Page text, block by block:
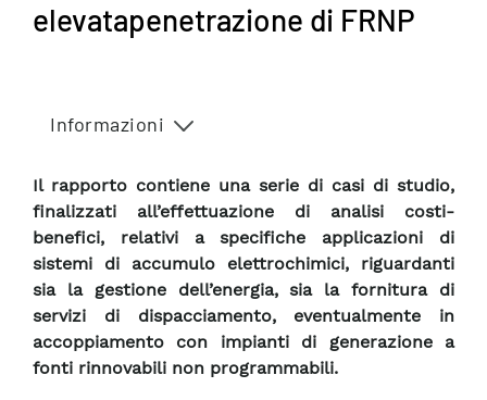
elevatapenetrazione di FRNP
Informazioni
Il rapporto contiene una serie di casi di studio,
finalizzati all’effettuazione di analisi costi-
benefici, relativi a specifiche applicazioni di
sistemi di accumulo elettrochimici, riguardanti
sia la gestione dell’energia, sia la fornitura di
servizi di dispacciamento, eventualmente in
accoppiamento con impianti di generazione a
fonti rinnovabili non programmabili.